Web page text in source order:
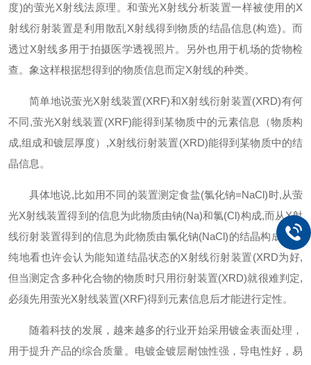
度)的萤光X射线法原理。和萤光X射线分析装置一样被使用的X
射线衍射装置是利用散乱X射线得到物质的结晶信息(构造)。而
透过X射线多用于拍摄医学透视照片。另外也用于机场的货物检
查。象这样根据想得到的物质信息而定X射线的种类。
简单地说萤光X射线装置(XRF)和X射线衍射装置(XRD)有何
不同,萤光X射线装置(XRF)能得到某物质中的元素信息（物质构
成,组成和镀层厚度）,X射线衍射装置(XRD)能得到某物质中的结
晶信息。
具体地说,比如用不同的装置测定食盐(氯化钠=NaCl)时,从萤
光X射线装置得到的信息为此物质由钠(Na)和氯(Cl)构成,而从X射
线衍射装置得到的信息为此物质由氯化钠(NaCl)的结晶构成。单
纯地看也许会认为能知道结晶状态的X射线衍射装置(XRD为好,
但当测定含多种化合物的物质时只用衍射装置(XRD)就很难判定,
必须先用萤光X射线装置(XRF)得到元素信息后才能进行定性。
随着科技的发展，越来越多的行业开始采用镀金表面处理，
用于提升产品的综合质量。 电镀金镀层耐蚀性强，导电性好，易